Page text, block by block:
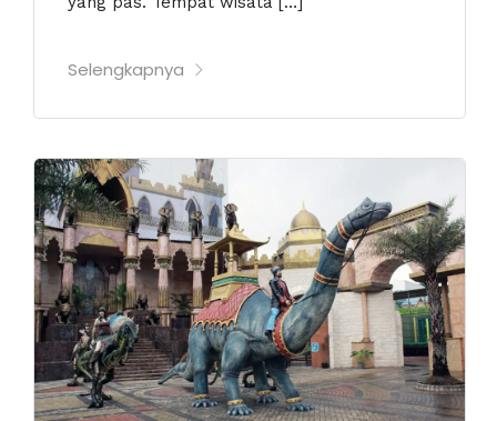
Selengkapnya